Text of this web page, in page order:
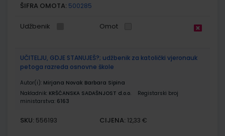
ŠIFRA OMOTA: 500285
Udžbenik Omot
UČITELJU, GDJE STANUJEŠ?; udžbenik za katolički vjeronauk
petoga razreda osnovne škole
Autor(i): Mirjana Novak Barbara Sipina
Nakladnik: KRŠĆANSKA SADAŠNJOST d.o.o.
Registarski broj
ministarstva: 6163
SKU: 556193 CIJENA: 12,33 €